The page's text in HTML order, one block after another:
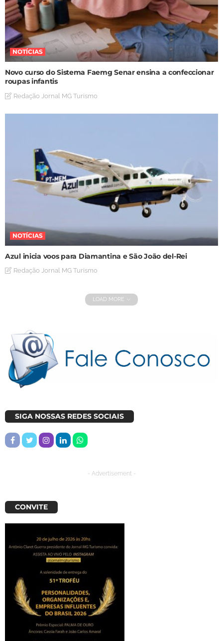
NOTÍCIAS
Novo curso do Sistema Faemg Senar ensina a confeccionar
roupas infantis
Redação Jornal MG Turismo
NOTÍCIAS
Azul inicia voos para Diamantina e São João del-Rei
Redação Jornal MG Turismo
LOAD MORE
SIGA NOSSAS REDES SOCIAIS
- Advertisement -
CONVITE